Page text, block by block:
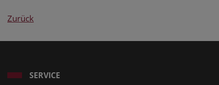
Zurück
SERVICE